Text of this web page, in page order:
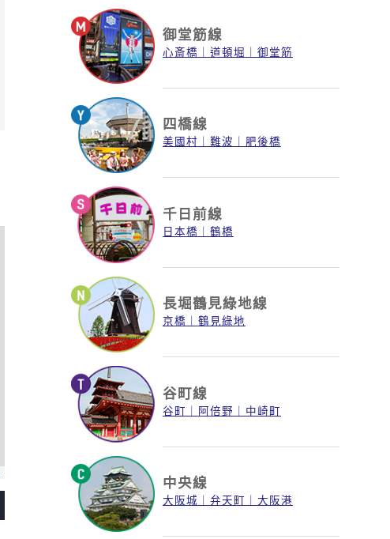
御堂筋線
心斎橋 道頓堀 御堂筋
四橋線
美國村 難波 肥後橋
千日前線
日本橋 鶴橋
長堀鶴見綠地線
京橋 鶴見綠地
谷町線
谷町 阿倍野 中崎町
中央線
大阪城 弁天町 大阪港